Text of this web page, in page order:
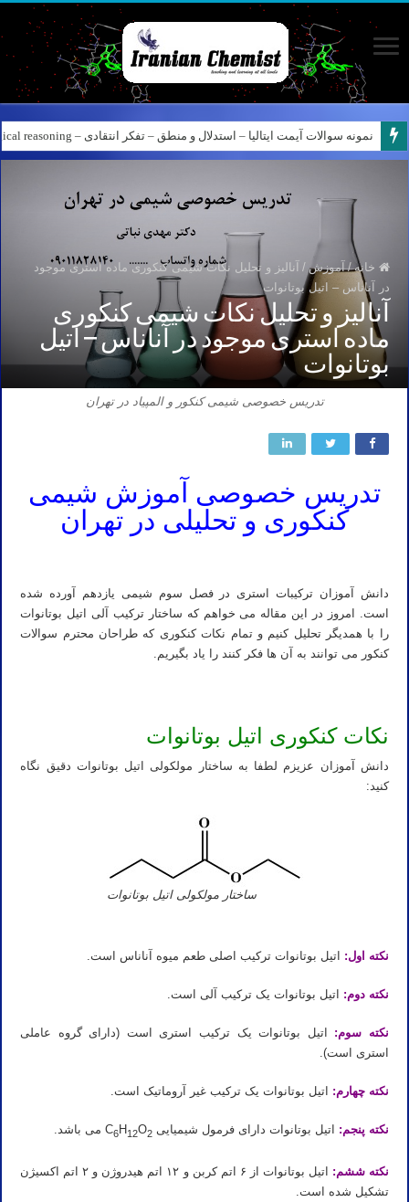
نمونه سوالات آیمت ایتالیا – استدلال و منطق – تفکر انتقادی – Logical reasoning – پارت ۸
کانال آیمت ایتالیا در نرم افزار بله – کانال شیمی آیمت استاد نباتی
خانه / آموزش / آنالیز و تحلیل نکات شیمی کنکوری ماده استری موجود
در آناناس – اتیل بوتانوات
آنالیز و تحلیل نکات شیمی کنکوری
ماده استری موجود در آناناس – اتیل
بوتانوات
تدریس خصوصی شیمی کنکور و المپیاد در تهران
تدریس خصوصی آموزش شیمی
کنکوری و تحلیلی در تهران
دانش آموزان ترکیبات استری در فصل سوم شیمی یازدهم آورده شده
است. امروز در این مقاله می خواهم که ساختار ترکیب آلی اتیل بوتانوات
را با همدیگر تحلیل کنیم و تمام نکات کنکوری که طراحان محترم سوالات
کنکور می توانند به آن ها فکر کنند را یاد بگیریم.
نکات کنکوری اتیل بوتانوات
دانش آموزان عزیزم لطفا به ساختار مولکولی اتیل بوتانوات دقیق نگاه
کنید:
ساختار مولکولی اتیل بوتانوات
نکته اول: اتیل بوتانوات ترکیب اصلی طعم میوه آناناس است.
نکته دوم: اتیل بوتانوات یک ترکیب آلی است.
نکته سوم: اتیل بوتانوات یک ترکیب استری است (دارای گروه عاملی
استری است).
نکته چهارم: اتیل بوتانوات یک ترکیب غیر آروماتیک است.
نکته پنجم: اتیل بوتانوات دارای فرمول شیمیایی C 6H12O2 می باشد.
نکته ششم:
اتیل بوتانوات از ۶ اتم کربن و ۱۲ اتم هیدروژن و ۲ اتم اکسیژن
تشکیل شده است.